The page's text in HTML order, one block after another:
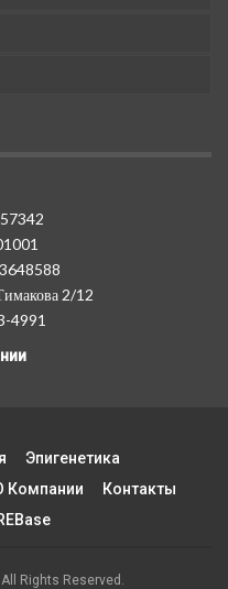
2/12
4991
Эпигенетика
Компании
Контакты
Rights Reserved.